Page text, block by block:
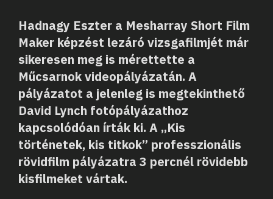
Hadnagy Eszter a Mesharray Short Film
Maker képzést lezáró vizsgafilmjét már
sikeresen meg is mérettette a
Műcsarnok videopályázatán. A
pályázatot a jelenleg is megtekinthető
David Lynch fotópályázathoz
kapcsolódóan írták ki. A „Kis
történetek, kis titkok” professzionális
rövidfilm pályázatra 3 percnél rövidebb
kisfilmeket vártak.